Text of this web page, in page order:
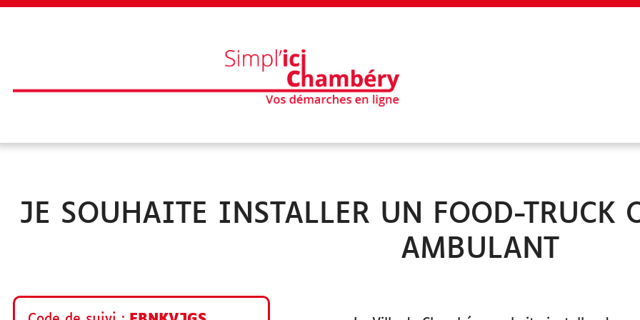
VOUS ÊTES EN 1 CLIC
Besoin d'aide
JE SOUHAITE INSTALLER UN FOOD-TRUCK
AMBULANT